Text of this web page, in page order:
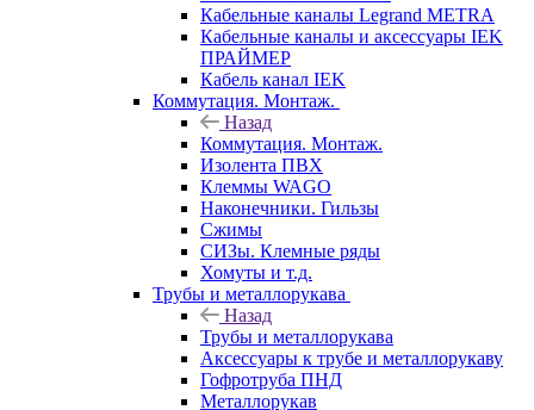
Кабельные каналы Legrand METRA
Кабельные каналы и аксессуары IEK
ПРАЙМЕР
Кабель канал IEK
Коммутация. Монтаж.
Назад
Коммутация. Монтаж.
Изолента ПВХ
Клеммы WAGO
Наконечники. Гильзы
Сжимы
СИЗы. Клемные ряды
Хомуты и т.д.
Трубы и металлорукава
Назад
Трубы и металлорукава
Аксессуары к трубе и металлорукаву
Гофротруба ПНД
Металлорукав